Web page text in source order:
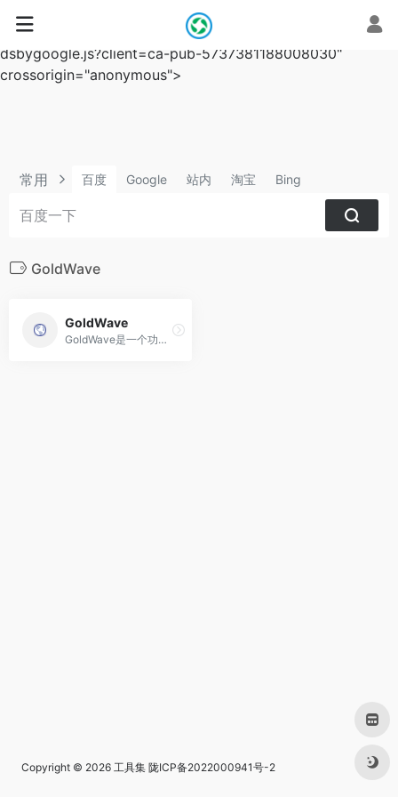
src="https://pagead2.googlesyndication.com/pagead/js/a
dsbygoogle.js?client=ca-pub-5737381188008030"
crossorigin="anonymous">
常用 百度 Google 站内 淘宝 Bing
GoldWave
GoldWave
GoldWave是一个功能强大的音频编辑软件，GoldWave中文版可以从音乐中高效消除和提取人声，轻松实现音频压缩、音频格式转换、音频剪辑等音频制作需求。
Copyright © 2026 工具集 陇ICP备2022000941号-2